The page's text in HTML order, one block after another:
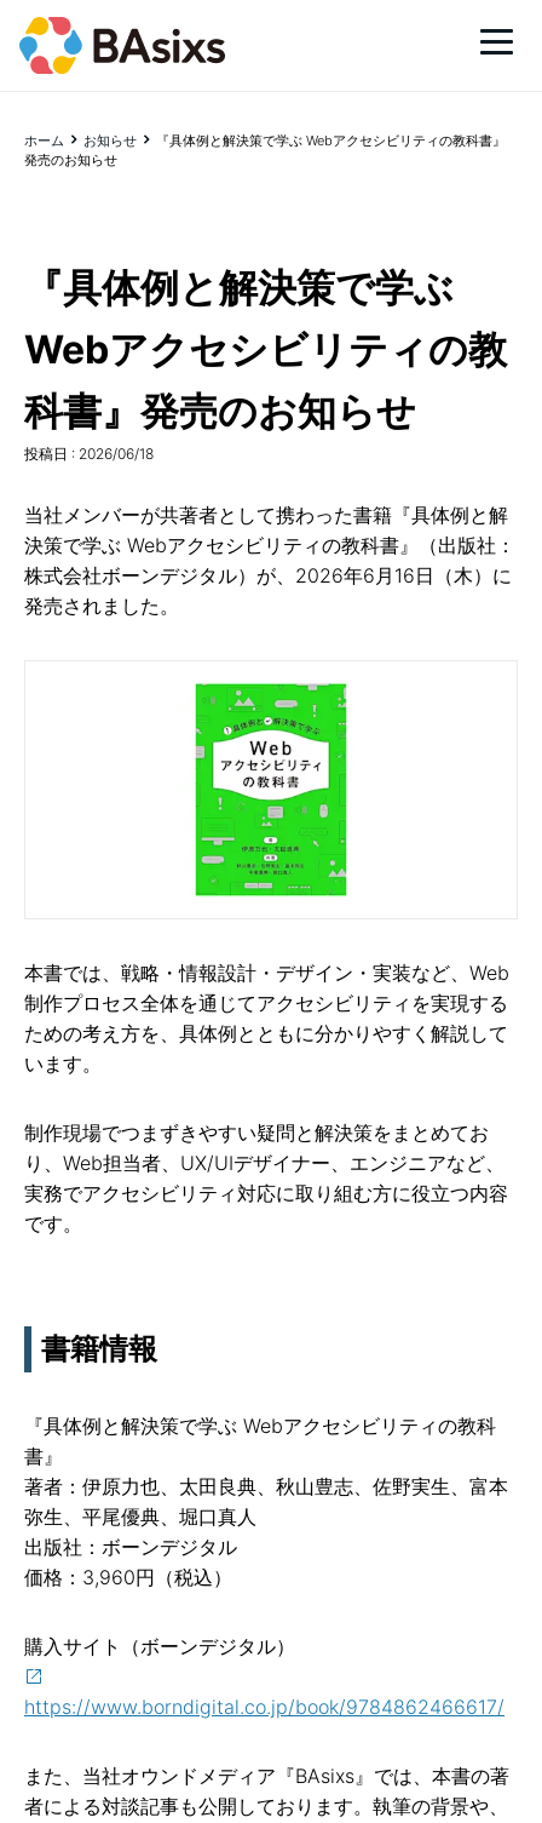
ホーム お知らせ
『具体例と解決策で学ぶ Webアクセシビリティの教科書』
発売のお知らせ
『具体例と解決策で学ぶ
Webアクセシビリティの教
科書』発売のお知らせ
投稿日 : 2026/06/18
当社メンバーが共著者として携わった書籍『具体例と解
決策で学ぶ Webアクセシビリティの教科書』（出版社：
株式会社ボーンデジタル）が、2026年6月16日（木）に
発売されました。
本書では、戦略・情報設計・デザイン・実装など、Web
制作プロセス全体を通じてアクセシビリティを実現する
ための考え方を、具体例とともに分かりやすく解説して
います。
制作現場でつまずきやすい疑問と解決策をまとめてお
り、Web担当者、UX/UIデザイナー、エンジニアなど、
実務でアクセシビリティ対応に取り組む方に役立つ内容
です。
書籍情報
『具体例と解決策で学ぶ Webアクセシビリティの教科
書』
著者：伊原力也、太田良典、秋山豊志、佐野実生、富本
弥生、平尾優典、堀口真人
出版社：ボーンデジタル
価格：3,960円（税込）
購入サイト（ボーンデジタル）
https://www.borndigital.co.jp/book/9784862466617/
また、当社オウンドメディア『BAsixs』では、本書の著
者による対談記事も公開しております。執筆の背景や、